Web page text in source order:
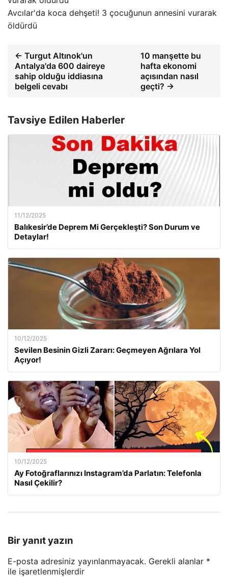
Avcılar'da koca dehşeti! 3 çocuğunun annesini vurarak
öldürdü
← Turgut Altınok'un
Antalya'da 600 daireye
sahip olduğu iddiasına
belgeli cevabı
10 manşette bu
hafta ekonomi
açısından nasıl
geçti? →
Tavsiye Edilen Haberler
11/12/2025
Balıkesir’de Deprem Mi Gerçekleşti? Son Durum ve
Detaylar!
10/12/2025
Sevilen Besinin Gizli Zararı: Geçmeyen Ağrılara Yol
Açıyor!
10/12/2025
Ay Fotoğraflarınızı Instagram’da Parlatın: Telefonla
Nasıl Çekilir?
Bir yanıt yazın
E-posta adresiniz yayınlanmayacak. Gerekli alanlar *
ile işaretlenmişlerdir